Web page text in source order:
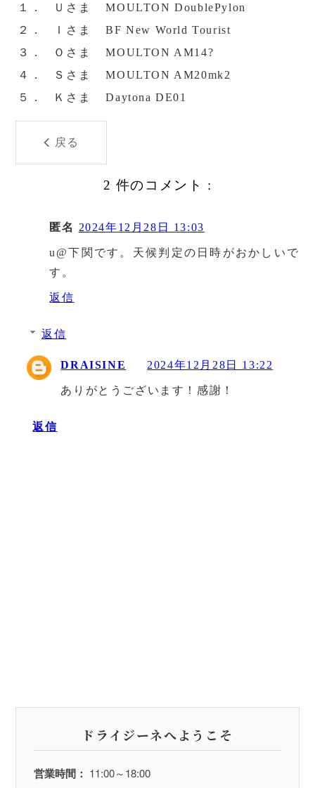
１． Ｕさま
MOULTON DoublePylon
２．
Ｉさま
BF New World Tourist
３．
Ｏさま
MOULTON AM14?
４．
Ｓさま
MOULTON AM20mk2
５．
Ｋさま Daytona DE01
戻る
2 件のコメント :
匿名 2024年12月28日 13:03
u@下関です。天候判定の日時がおかしいで
す。
返信
返信
DRAISINE 2024年12月28日 13:22
ありがとうございます！感謝！
返信
ドライジーネへようこそ
営業時間： 11:00～18:00